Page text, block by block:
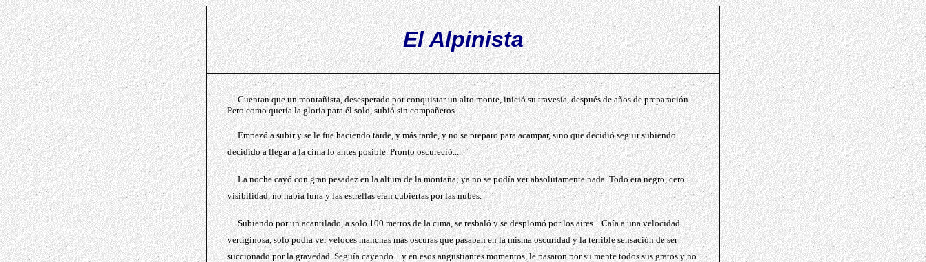
El Alpinista
Cuentan que un montañista, desesperado por conquistarun alto monte, iniciósu travesía, después de años de preparación.
Pero comoquería la gloria paraél solo, subió sin compañeros.
Empezó a subir y se le fue haciendo tarde, y más tarde, y no se preparo para acampar, sino que decidió seguir subiendo
decidido a llegar a la cimalo antes posible. Pronto oscureció.....
La noche cayócon gran pesadez en la altura de la montaña;ya no se podía ver absolutamente nada. Todo era negro, cero
visibilidad, no había luna y las estrellas eran cubiertas por las nubes.
Subiendo por un acantilado, a solo 100 metros de la cima, se resbalóy se desplomópor los aires...Caía a una velocidad
vertiginosa, solo podía ver veloces manchas más oscuras que pasaban en la misma oscuridad y la terrible sensación de ser
succionado por la gravedad. Seguía cayendo... y en esos angustiantes momentos, le pasaron por su mente todos sus gratos y no